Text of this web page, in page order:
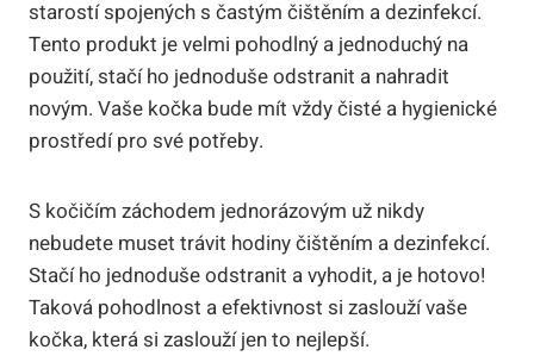
starostí spojených s častým čištěním a dezinfekcí.
Tento produkt je velmi pohodlný a jednoduchý na
použití, stačí ho jednoduše odstranit a nahradit
novým. Vaše kočka bude mít vždy čisté a hygienické
prostředí pro své potřeby.
S kočičím záchodem jednorázovým už nikdy
nebudete muset trávit hodiny čištěním a dezinfekcí.
Stačí ho jednoduše odstranit a vyhodit, a je hotovo!
Taková pohodlnost a efektivnost si zaslouží vaše
kočka, která si zaslouží jen to nejlepší.